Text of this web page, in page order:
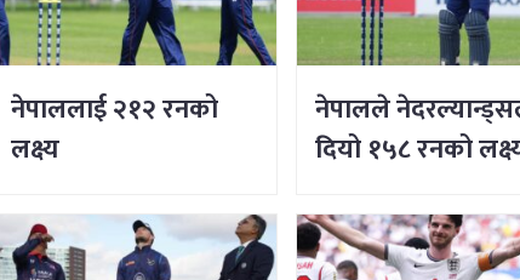
नेपाललाई २१२ रनको
लक्ष्य
नेपालले
दियो १५८ रनको